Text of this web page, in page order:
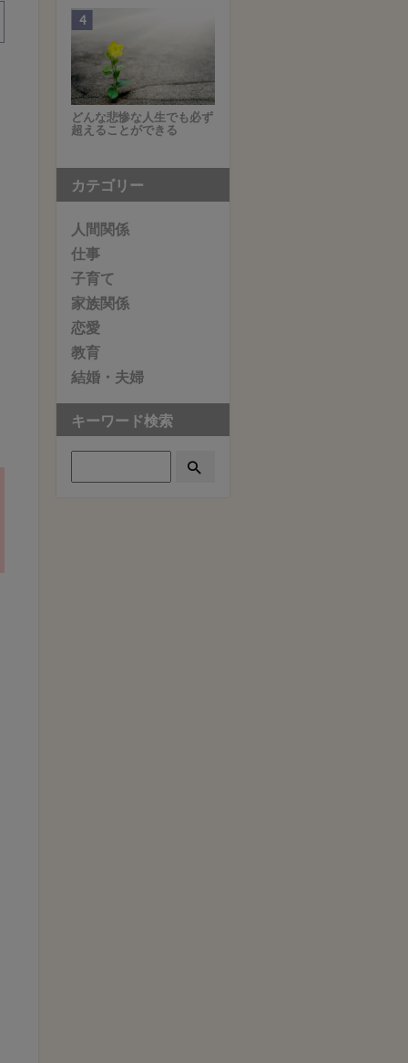
どんな悲惨な人生でも必ず
超えることができる
カテゴリー
人間関係
仕事
子育て
家族関係
恋愛
教育
結婚・夫婦
キーワード検索